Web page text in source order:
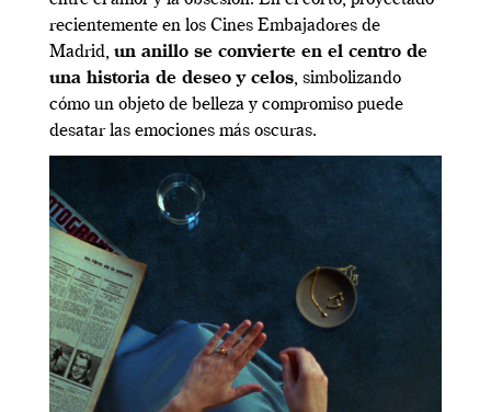
recientemente en los Cines Embajadores de
Madrid, un anillo se convierte en el centro de
una historia de deseo y celos, simbolizando
cómo un objeto de belleza y compromiso puede
desatar las emociones más oscuras.